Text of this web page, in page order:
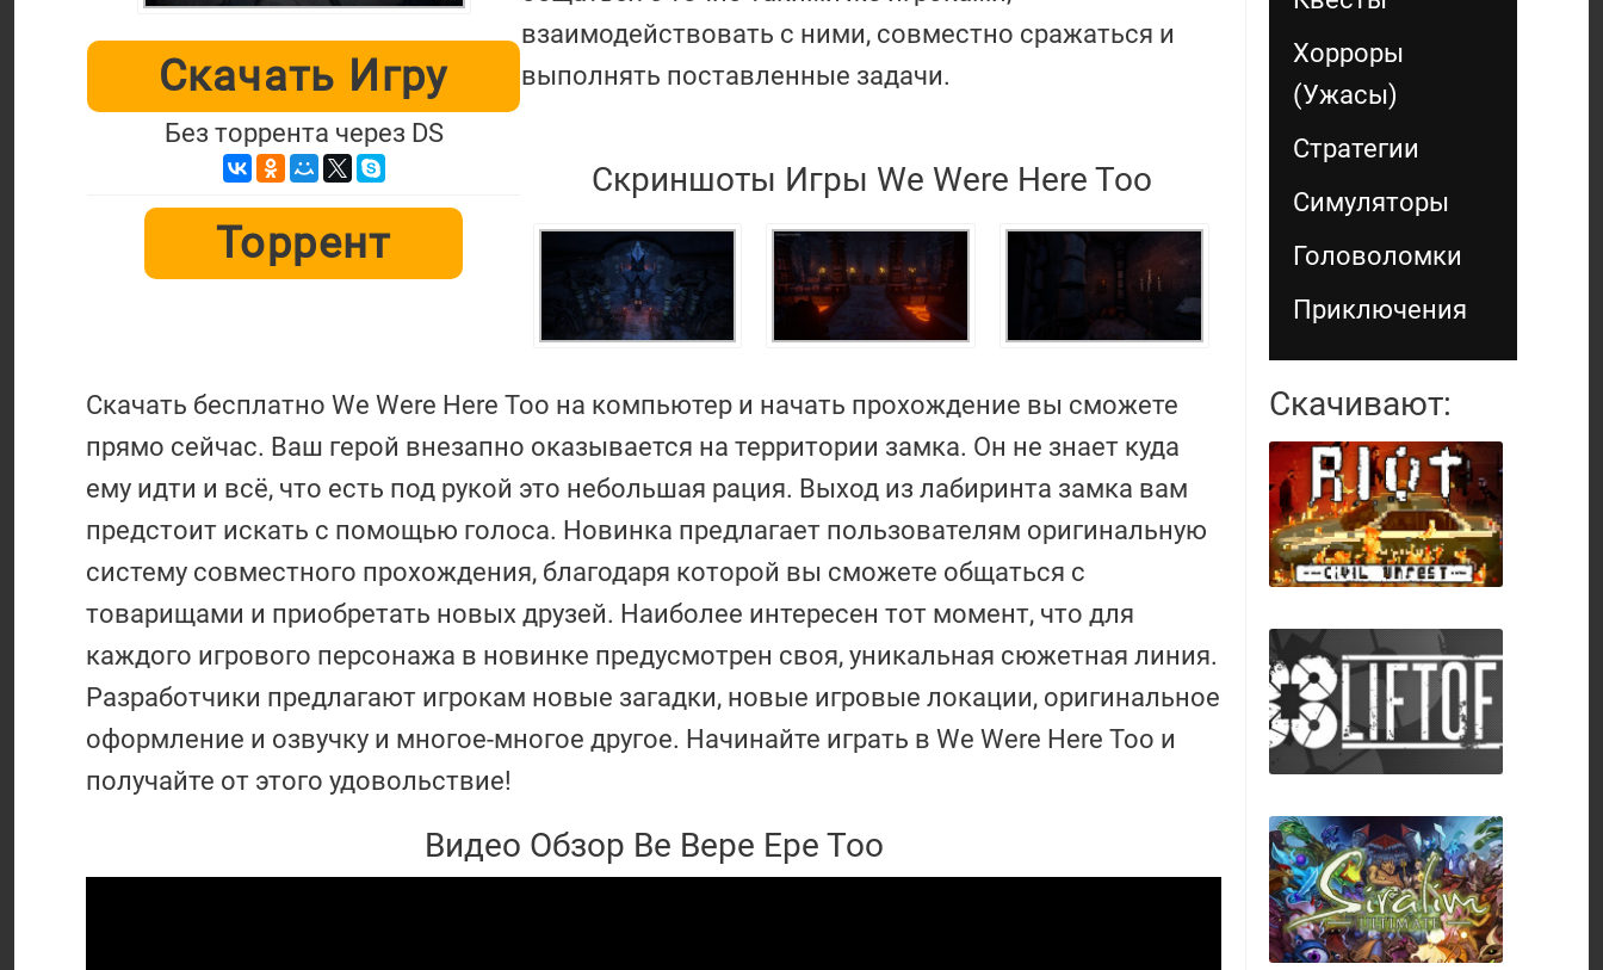
Скачать Игру
Без торрента через DS
Торрент
взаимодействовать с ними, совместно сражаться и
выполнять поставленные задачи.
Скриншоты Игры We Were Here Too
Скачать бесплатно We Were Here Too на компьютер и начать прохождение вы сможете
прямо сейчас. Ваш герой внезапно оказывается на территории замка. Он не знает куда
ему идти и всё, что есть под рукой это небольшая рация. Выход из лабиринта замка вам
предстоит искать с помощью голоса. Новинка предлагает пользователям оригинальную
систему совместного прохождения, благодаря которой вы сможете общаться с
товарищами и приобретать новых друзей. Наиболее интересен тот момент, что для
каждого игрового персонажа в новинке предусмотрен своя, уникальная сюжетная линия.
Разработчики предлагают игрокам новые загадки, новые игровые локации, оригинальное
оформление и озвучку и многое-многое другое. Начинайте играть в We Were Here Too и
получайте от этого удовольствие!
Видео Обзор Ве Вере Ере Тоо
Хорроры
(Ужасы)
Стратегии
Симуляторы
Головоломки
Приключения
Скачивают:
Liftoff: FPV Drone